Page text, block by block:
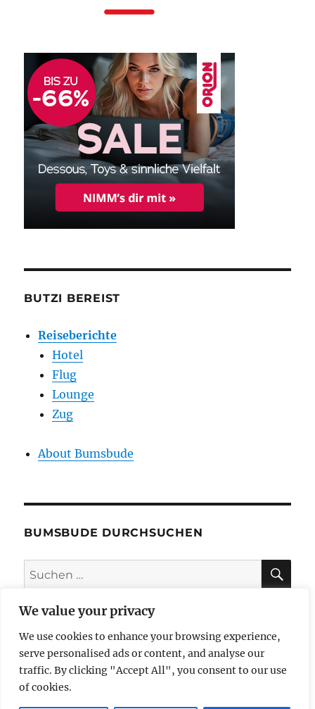
We value your privacy
We use cookies to enhance your browsing experience,
serve personalised ads or content, and analyse our
traffic. By clicking "Accept All", you consent to our use
of cookies.
BUTZI BEREIST
Reiseberichte
Hotel
Flug
Lounge
Zug
About Bumsbude
BUMSBUDE DURCHSUCHEN
Suche
nach:
impressum
datenschutzerklärung